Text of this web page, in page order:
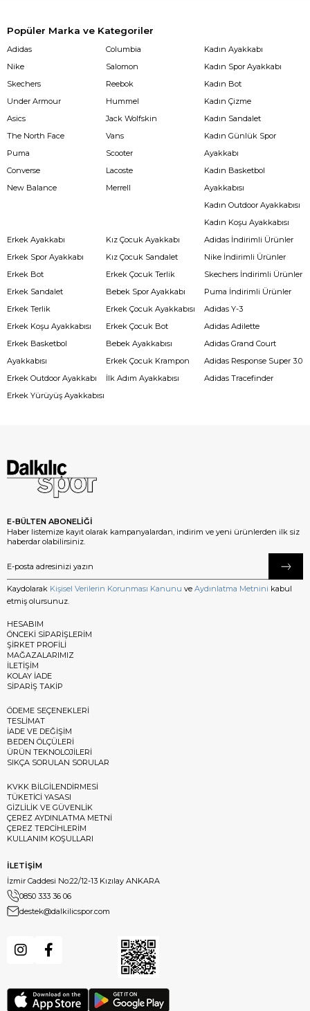
Popüler Marka ve Kategoriler
Adidas
Nike
Skechers
Under Armour
Asics
The North Face
Puma
Converse
New Balance
Columbia
Salomon
Reebok
Hummel
Jack Wolfskin
Vans
Scooter
Lacoste
Merrell
Kadın Ayakkabı
Kadın Spor Ayakkabı
Kadın Bot
Kadın Çizme
Kadın Sandalet
Kadın Günlük Spor
Ayakkabı
Kadın Basketbol
Ayakkabısı
Kadın Outdoor Ayakkabısı
Kadın Koşu Ayakkabısı
Erkek Ayakkabı
Erkek Spor Ayakkabı
Erkek Bot
Erkek Sandalet
Erkek Terlik
Erkek Koşu Ayakkabısı
Erkek Basketbol
Ayakkabısı
Erkek Outdoor Ayakkabı
Erkek Yürüyüş Ayakkabısı
Kız Çocuk Ayakkabı
Kız Çocuk Sandalet
Erkek Çocuk Terlik
Bebek Spor Ayakkabı
Erkek Çocuk Ayakkabısı
Erkek Çocuk Bot
Bebek Ayakkabısı
Erkek Çocuk Krampon
İlk Adım Ayakkabısı
Adidas İndirimli Ürünler
Nike İndirimli Ürünler
Skechers İndirimli Ürünler
Puma İndirimli Ürünler
Adidas Y-3
Adidas Adilette
Adidas Grand Court
Adidas Response Super 3.0
Adidas Tracefinder
E-BÜLTEN ABONELİĞİ
Haber listemize kayıt olarak kampanyalardan, indirim ve yeni ürünlerden ilk siz
haberdar olabilirsiniz.
Kaydolarak Kişisel Verilerin Korunması Kanunu ve Aydınlatma Metnini kabul
etmiş olursunuz.
HESABIM
ÖNCEKİ SİPARİŞLERİM
ŞİRKET PROFİLİ
MAĞAZALARIMIZ
İLETİŞİM
KOLAY İADE
SİPARİŞ TAKİP
ÖDEME SEÇENEKLERİ
TESLİMAT
İADE VE DEĞİŞİM
BEDEN ÖLÇÜLERİ
ÜRÜN TEKNOLOJİLERİ
SIKÇA SORULAN SORULAR
KVKK BİLGİLENDİRMESİ
TÜKETİCİ YASASI
GİZLİLİK VE GÜVENLİK
ÇEREZ AYDINLATMA METNİ
ÇEREZ TERCİHLERİM
KULLANIM KOŞULLARI
İLETİŞİM
İzmir Caddesi No:22/12-13 Kızılay ANKARA
0850 333 36 06
destek@dalkilicspor.com